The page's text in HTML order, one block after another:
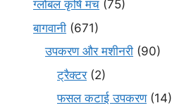
ग्लोबल कृषि मंच (75)
बागवानी (671)
उपकरण और मशीनरी (90)
ट्रैक्टर(2)
फसल कटाई उपकरण(14)